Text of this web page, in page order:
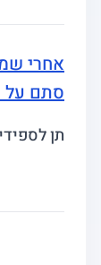
אחרי
סתם על
תן